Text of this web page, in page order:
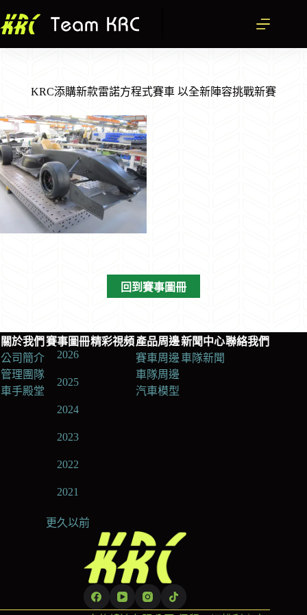
至
KRC添購新款雷諾方程式賽車 以全新陣容挑戰新賽
回到賽事圖冊
關於我們
公司簡介
管理團隊
車手殿堂
賽事圖冊
2026
2025
2024
2023
2022
2021
更久以前
精彩視頻產品周邊
賽車周邊
車隊周邊
汽車模型
新聞中心
車隊新聞
聯絡我們